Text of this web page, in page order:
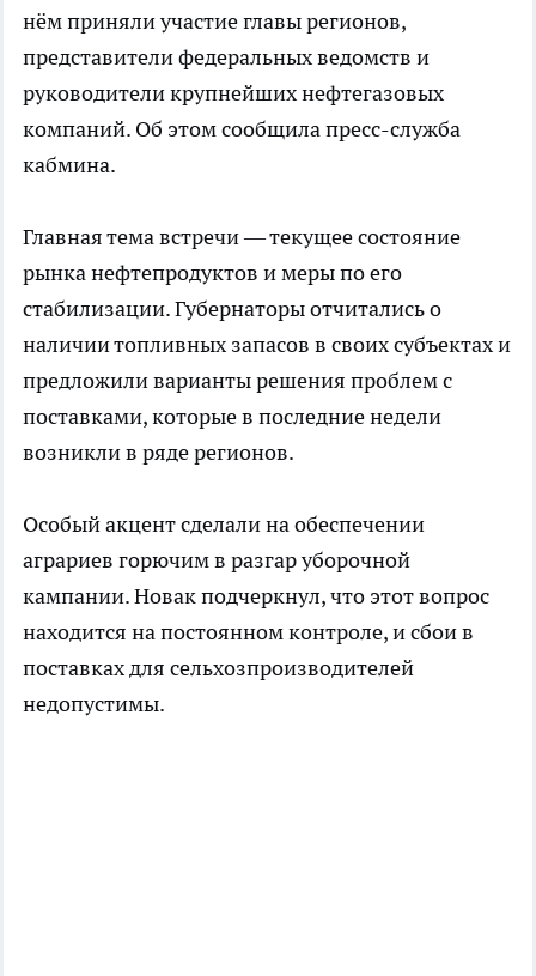
нём приняли участие главы регионов,
представители федеральных ведомств и
руководители крупнейших нефтегазовых
компаний. Об этом сообщила пресс-служба
кабмина.
Главная тема встречи — текущее состояние
рынка нефтепродуктов и меры по его
стабилизации. Губернаторы отчитались о
наличии топливных запасов в своих субъектах и
предложили варианты решения проблем с
поставками, которые в последние недели
возникли в ряде регионов.
Особый акцент сделали на обеспечении
аграриев горючим в разгар уборочной
кампании. Новак подчеркнул, что этот вопрос
находится на постоянном контроле, и сбои в
поставках для сельхозпроизводителей
недопустимы.